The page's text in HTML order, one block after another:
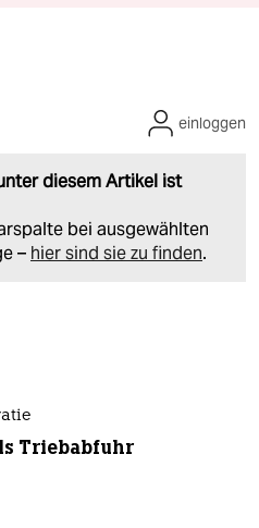
diesem Artikel ist
bei ausgewählten
– hier sind sie zu finden.
einloggen
Triebabfuhr